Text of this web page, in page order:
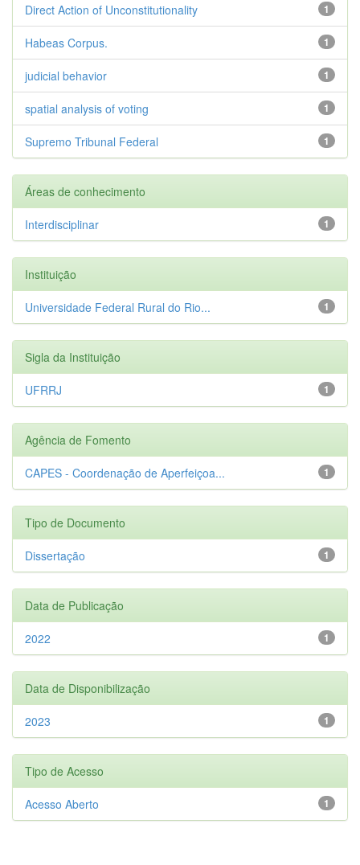
1
Direct Action of Unconstitutionality
1
Habeas Corpus.
1
judicial behavior
1
spatial analysis of voting
1
Supremo Tribunal Federal
Áreas de conhecimento
1
Interdisciplinar
Instituição
1
Universidade Federal Rural do Rio...
Sigla da Instituição
1
UFRRJ
Agência de Fomento
1
CAPES - Coordenação de Aperfeiçoa...
Tipo de Documento
1
Dissertação
Data de Publicação
1
2022
Data de Disponibilização
1
2023
Tipo de Acesso
1
Acesso Aberto